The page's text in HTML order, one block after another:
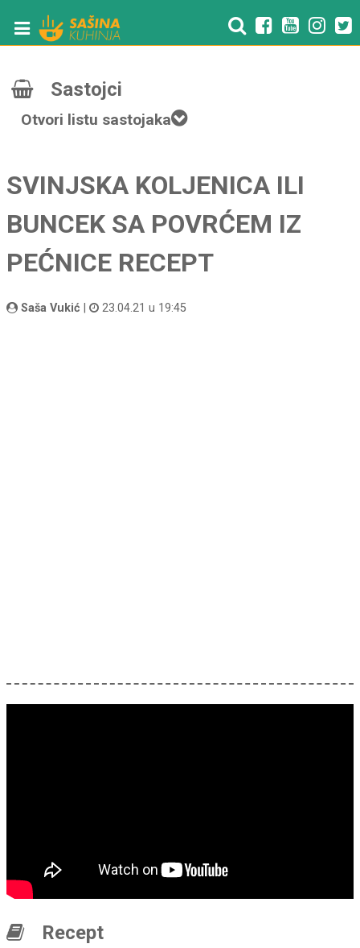
Sastojci
Otvori listu sastojaka
SVINJSKA KOLJENICA ILI
BUNCEK SA POVRĆEM IZ
PEĆNICE RECEPT
Saša Vukić 23.04.21 u 19:45
Recept